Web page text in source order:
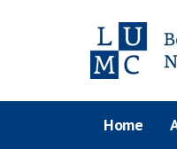
Home